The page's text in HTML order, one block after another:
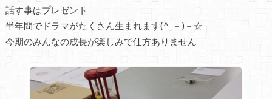
話す事はプレゼント
半年間でドラマがたくさん生まれます(^_－)－☆
今期のみんなの成長が楽しみで仕方ありません